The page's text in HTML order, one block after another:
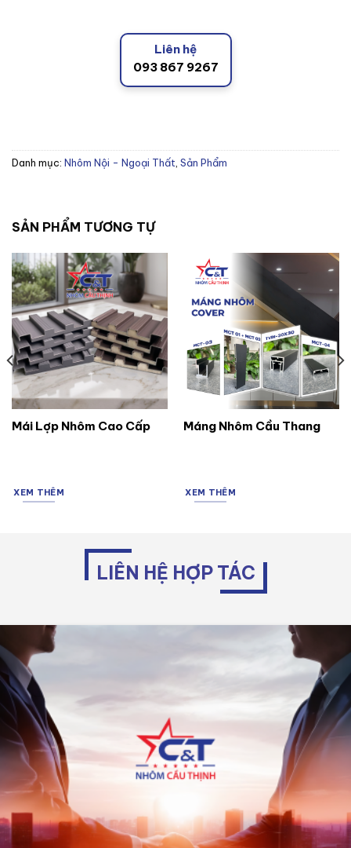
Liên hệ
093 867 9267
Danh mục: Nhôm Nội - Ngoại Thất Sản Phẩm
SẢN PHẨM TƯƠNG TỰ
Mái Lợp Nhôm Cao Cấp
XEM THÊM
Máng Nhôm Cầu Thang
XEM THÊM
LIÊN HỆ HỢP TÁC